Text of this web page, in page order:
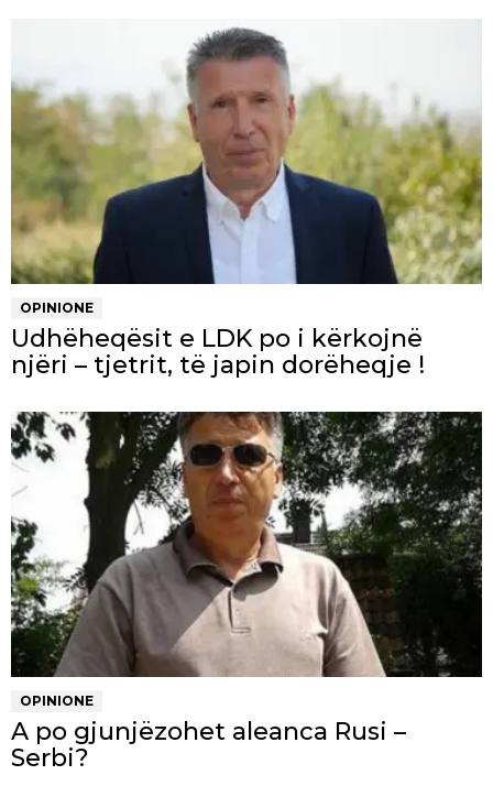
OPINIONE
Udhëheqësit e LDK po i kërkojnë
njëri – tjetrit, të japin dorëheqje !
OPINIONE
A po gjunjëzohet aleanca Rusi –
Serbi?